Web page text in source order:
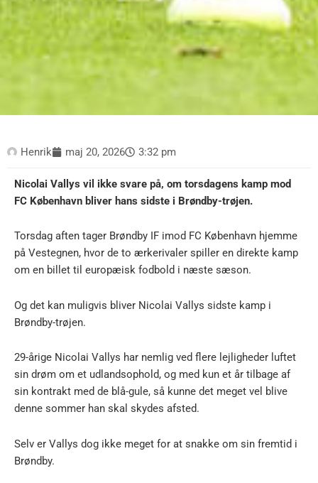
Henrik maj 20, 2026 3:32 pm
Nicolai Vallys vil ikke svare på, om torsdagens kamp mod
FC København bliver hans sidste i Brøndby-trøjen.
Torsdag aften tager Brøndby IF imod FC København hjemme
på Vestegnen, hvor de to ærkerivaler spiller en direkte kamp
om en billet til europæisk fodbold i næste sæson.
Og det kan muligvis bliver Nicolai Vallys sidste kamp i
Brøndby-trøjen.
29-årige Nicolai Vallys har nemlig ved flere lejligheder luftet
sin drøm om et udlandsophold, og med kun et år tilbage af
sin kontrakt med de blå-gule, så kunne det meget vel blive
denne sommer han skal skydes afsted.
Selv er Vallys dog ikke meget for at snakke om sin fremtid i
Brøndby.